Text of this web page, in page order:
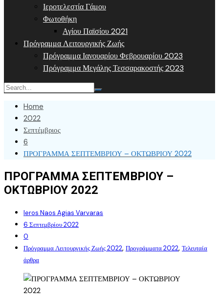
Ιεροτελεστία Γάμου
Φωτοθήκη
Αγίου Παϊσίου 2021
Πρόγραμμα Λειτουργικής Ζωής
Πρόγραμμα Ιανουαρίου Φεβρουαρίου 2023
Πρόγραμμα Μεγάλης Τεσσαρακοστής 2023
Home
2022
Σεπτέμβριος
6
ΠΡΟΓΡΑΜΜΑ ΣΕΠΤΕΜΒΡΙΟΥ – ΟΚΤΩΒΡΙΟΥ 2022
ΠΡΟΓΡΑΜΜΑ ΣΕΠΤΕΜΒΡΙΟΥ –
ΟΚΤΩΒΡΙΟΥ 2022
Ieros Naos Agias Varvaras
6 Σεπτεμβρίου 2022
0
Πρόγραμμα Λειτουργικής Ζωής 2022, Προγράμματα 2022, Τελευταία
άρθρα